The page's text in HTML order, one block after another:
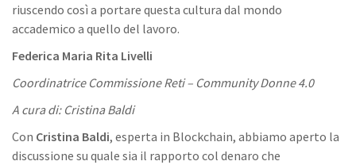
riuscendo così a portare questa cultura dal mondo
accademico a quello del lavoro.
Federica Maria Rita Livelli
Coordinatrice Commissione Reti – Community Donne 4.0
A cura di: Cristina Baldi
Con Cristina Baldi, esperta in Blockchain, abbiamo aperto la
discussione su quale sia il rapporto col denaro che